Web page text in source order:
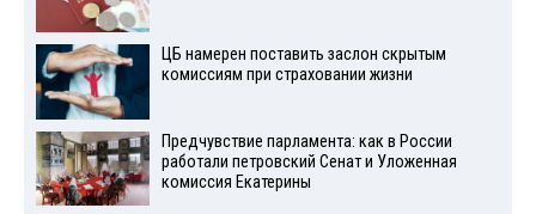
ЦБ намерен поставить заслон скрытым
комиссиям при страховании жизни
Предчувствие парламента: как в России
работали петровский Сенат и Уложенная
комиссия Екатерины